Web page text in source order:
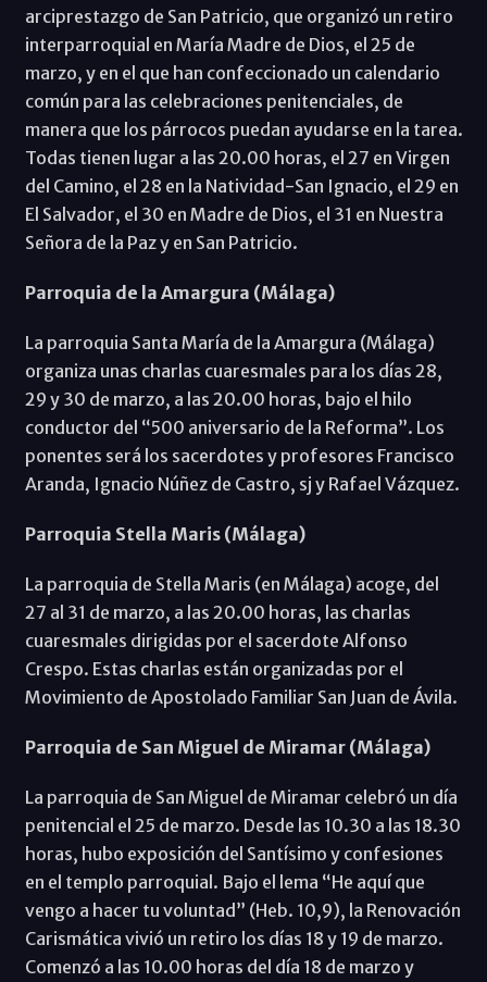
arciprestazgo de San Patricio, que organizó un retiro
interparroquial en María Madre de Dios, el 25 de
marzo, y en el que han confeccionado un calendario
común para las celebraciones penitenciales, de
manera que los párrocos puedan ayudarse en la tarea.
Todas tienen lugar a las 20.00 horas, el 27 en Virgen
del Camino, el 28 en la Natividad-San Ignacio, el 29 en
El Salvador, el 30 en Madre de Dios, el 31 en Nuestra
Señora de la Paz y en San Patricio.
Parroquia de la Amargura (Málaga)
La parroquia Santa María de la Amargura (Málaga)
organiza unas charlas cuaresmales para los días 28,
29 y 30 de marzo, a las 20.00 horas, bajo el hilo
conductor del “500 aniversario de la Reforma”. Los
ponentes será los sacerdotes y profesores Francisco
Aranda, Ignacio Núñez de Castro, sj y Rafael Vázquez.
Parroquia Stella Maris (Málaga)
La parroquia de Stella Maris (en Málaga) acoge, del
27 al 31 de marzo, a las 20.00 horas, las charlas
cuaresmales dirigidas por el sacerdote Alfonso
Crespo. Estas charlas están organizadas por el
Movimiento de Apostolado Familiar San Juan de Ávila.
Parroquia de San Miguel de Miramar (Málaga)
La parroquia de San Miguel de Miramar celebró un día
penitencial el 25 de marzo. Desde las 10.30 a las 18.30
horas, hubo exposición del Santísimo y confesiones
en el templo parroquial. Bajo el lema “He aquí que
vengo a hacer tu voluntad” (Heb. 10,9), la Renovación
Carismática vivió un retiro los días 18 y 19 de marzo.
Comenzó a las 10.00 horas del día 18 de marzo y